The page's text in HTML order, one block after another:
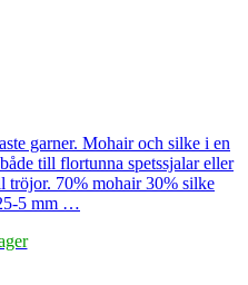
garner. Mohair och silke i en
till flortunna spetssjalar eller
tröjor. 70% mohair 30% silke
5 mm …